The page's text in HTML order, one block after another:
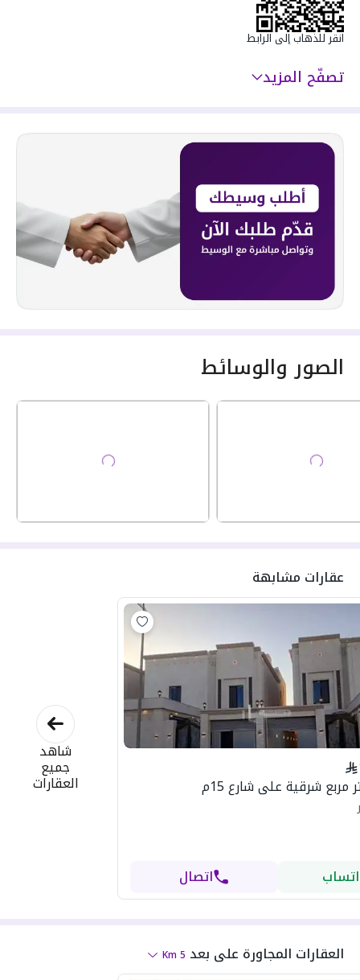
انقر للذهاب إلى الرابط
تصفّح المزيد
الصور والوسائط
عقارات مشابهة
اتصال
شاهد
جميع
العقارات
العقارات المجاورة على بعد 5
Km